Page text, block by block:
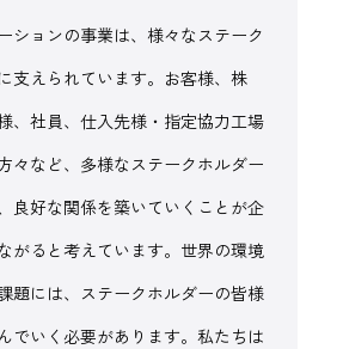
ションの事業は、様々なステーク
支えられています。お客様、株
、社員、仕入先様・指定協力工場
々など、多様なステークホルダー
良好な関係を築いていくことが企
がると考えています。世界の環境
題には、ステークホルダーの皆様
でいく必要があります。私たちは